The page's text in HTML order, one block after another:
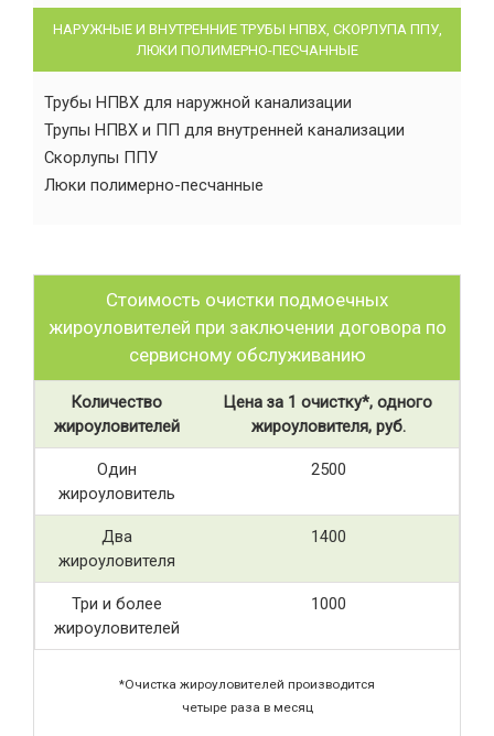
НАРУЖНЫЕ И ВНУТРЕННИЕ ТРУБЫ НПВХ, СКОРЛУПА ППУ,
ЛЮКИ ПОЛИМЕРНО-ПЕСЧАННЫЕ
Трубы НПВХ для наружной канализации
Трупы НПВХ и ПП для внутренней канализации
Скорлупы ППУ
Люки полимерно-песчанные
Стоимость очистки подмоечных
жироуловителей при заключении договора по
сервисному обслуживанию
Количество
жироуловителей
Цена за 1 очистку*, одного
жироуловителя, руб.
Один
жироуловитель
2500
Два
жироуловителя
1400
Три и более
жироуловителей
1000
*Очистка жироуловителей производится
четыре раза в месяц